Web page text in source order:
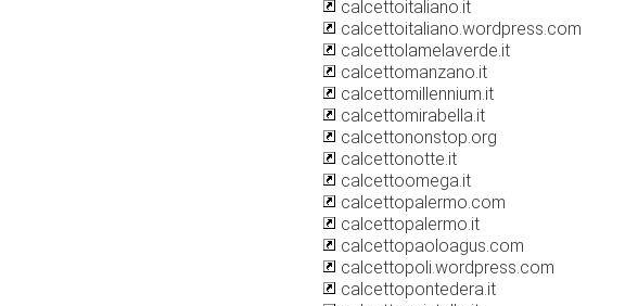
calcettoitaliano.it
calcettoitaliano.wordpress.com
calcettolamelaverde.it
calcettomanzano.it
calcettomillennium.it
calcettomirabella.it
calcettononstop.org
calcettonotte.it
calcettoomega.it
calcettopalermo.com
calcettopalermo.it
calcettopaoloagus.com
calcettopoli.wordpress.com
calcettopontedera.it